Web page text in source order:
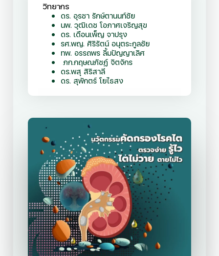
วิทยากร
ดร. อุรชา รักษ์ตานนท์ชัย
นพ. วุฒิเดช โอภาศเจริญสุข
ดร. เดือนเพ็ญ จาปรุง
รศ.พญ. ศิริรัตน์ อนุตระกูลชัย
ทพ. อรรถพร ลิ้มปัญญาเลิศ
ภก.กฤษณภัชฏ์ จิตจักร
ดร.พสุ สิริสาลี
ดร. สุพักตร์ โยไธสง